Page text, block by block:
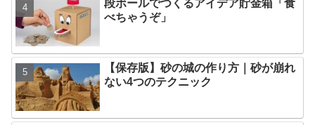
段ボールでつくるアイデア貯金箱「食
べちゃうぞ」
【保存版】砂の城の作り方｜砂が崩れ
ない4つのテクニック